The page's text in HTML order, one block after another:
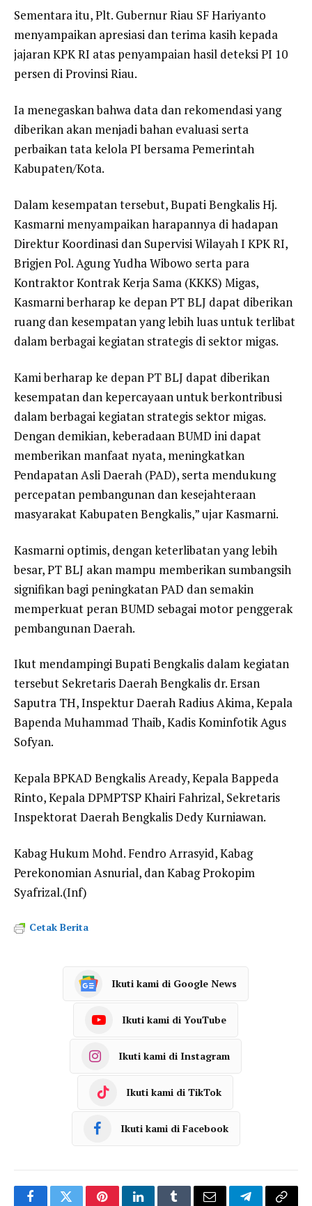
Sementara itu, Plt. Gubernur Riau SF Hariyanto
menyampaikan apresiasi dan terima kasih kepada
jajaran KPK RI atas penyampaian hasil deteksi PI 10
persen di Provinsi Riau.
Ia menegaskan bahwa data dan rekomendasi yang
diberikan akan menjadi bahan evaluasi serta
perbaikan tata kelola PI bersama Pemerintah
Kabupaten/Kota.
Dalam kesempatan tersebut, Bupati Bengkalis Hj.
Kasmarni menyampaikan harapannya di hadapan
Direktur Koordinasi dan Supervisi Wilayah I KPK RI,
Brigjen Pol. Agung Yudha Wibowo serta para
Kontraktor Kontrak Kerja Sama (KKKS) Migas,
Kasmarni berharap ke depan PT BLJ dapat diberikan
ruang dan kesempatan yang lebih luas untuk terlibat
dalam berbagai kegiatan strategis di sektor migas.
Kami berharap ke depan PT BLJ dapat diberikan
kesempatan dan kepercayaan untuk berkontribusi
dalam berbagai kegiatan strategis sektor migas.
Dengan demikian, keberadaan BUMD ini dapat
memberikan manfaat nyata, meningkatkan
Pendapatan Asli Daerah (PAD), serta mendukung
percepatan pembangunan dan kesejahteraan
masyarakat Kabupaten Bengkalis,” ujar Kasmarni.
Kasmarni optimis, dengan keterlibatan yang lebih
besar, PT BLJ akan mampu memberikan sumbangsih
signifikan bagi peningkatan PAD dan semakin
memperkuat peran BUMD sebagai motor penggerak
pembangunan Daerah.
Ikut mendampingi Bupati Bengkalis dalam kegiatan
tersebut Sekretaris Daerah Bengkalis dr. Ersan
Saputra TH, Inspektur Daerah Radius Akima, Kepala
Bapenda Muhammad Thaib, Kadis Kominfotik Agus
Sofyan.
Kepala BPKAD Bengkalis Aready, Kepala Bappeda
Rinto, Kepala DPMPTSP Khairi Fahrizal, Sekretaris
Inspektorat Daerah Bengkalis Dedy Kurniawan.
Kabag Hukum Mohd. Fendro Arrasyid, Kabag
Perekonomian Asnurial, dan Kabag Prokopim
Syafrizal.(Inf)
Cetak Berita
Ikuti kami di Google News
Ikuti kami di YouTube
Ikuti kami di Instagram
Ikuti kami di TikTok
Ikuti kami di Facebook